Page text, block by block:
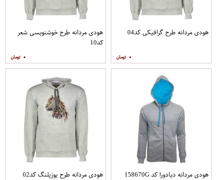
هودی مردانه طرح گرافیکی کد04
۰
هودی مردانه طرح خوشنویسی شعر
کد10
۰
هودی مردانه دیادورا کد 158670G هودی مردانه طرح یوزپلنگ کد02